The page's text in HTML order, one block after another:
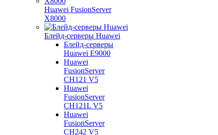
Huawei FusionServer
X8000
Блейд-серверы Huawei
Блейд-серверы
Huawei E9000
Huawei
FusionServer
CH121 V5
Huawei
FusionServer
CH121L V5
Huawei
FusionServer
CH242 V5